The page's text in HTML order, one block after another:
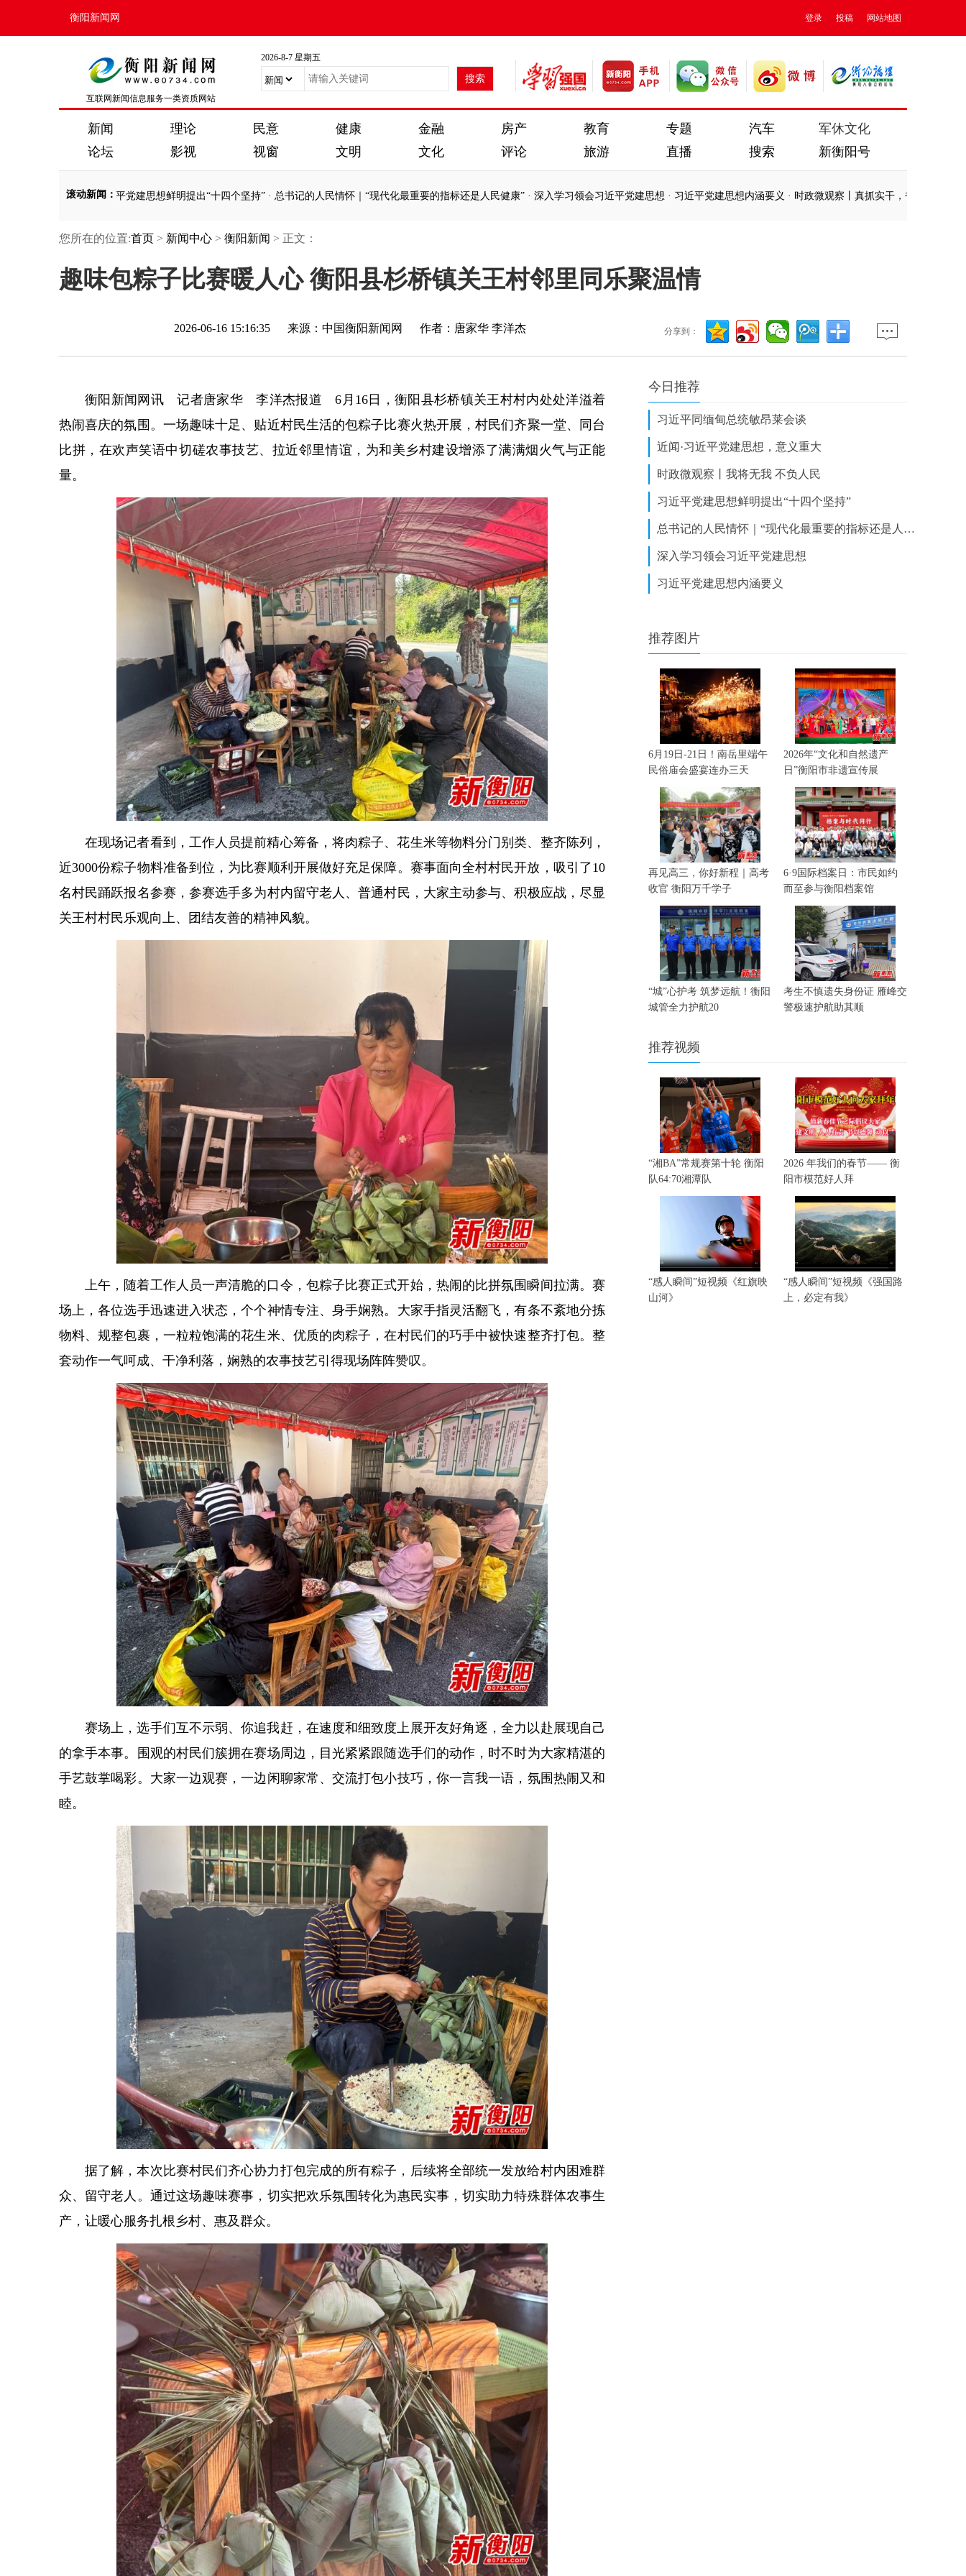
衡阳新闻网 登录 投稿 网站地图
互联网新闻信息服务一类资质网站
2026-8-7 星期五
新闻 理论 民意 健康 金融 房产 教育 专题 汽车
军休文化
论坛
影视 视窗 文明 文化 评论 旅游 直播 搜索 新衡阳号
滚动新闻 ：
习近平党建思想鲜明提出“十四个坚持”·总书记的人民情怀｜“现代化最重要的指标还是人民健康”·深入学习领会习近平党建思想·习近平党建思想内涵要义·时政微观察丨真抓实干，书写无愧于人民的时代
习近平党建思想鲜明提出“十四个坚持” ·总书记的人民情怀｜“现代化最重要的指标还是人民健康”
您所在的位置:首页 > 新闻中心 > 衡阳新闻 > 正文：
趣味包粽子比赛暖人心 衡阳县杉桥镇关王村邻里同乐聚温情
2026-06-16 15:16:35 来源： 中国衡阳新闻网 作者：唐家华 李洋杰 分享到：
衡阳新闻网讯 记者唐家华 李洋杰报道 6月16日，衡阳县杉桥镇关王村村内处处洋溢着
热闹喜庆的氛围。一场趣味十足、贴近村民生活的包粽子比赛火热开展，村民们齐聚一堂、同台
比拼，在欢声笑语中切磋农事技艺、拉近邻里情谊，为和美乡村建设增添了满满烟火气与正能
量。
在现场记者看到，工作人员提前精心筹备，将肉粽子、花生米等物料分门别类、整齐陈列，
近3000份粽子物料准备到位，为比赛顺利开展做好充足保障。赛事面向全村村民开放，吸引了10
名村民踊跃报名参赛，参赛选手多为村内留守老人、普通村民，大家主动参与、积极应战，尽显
关王村村民乐观向上、团结友善的精神风貌。
上午，随着工作人员一声清脆的口令，包粽子比赛正式开始，热闹的比拼氛围瞬间拉满。赛
场上，各位选手迅速进入状态，个个神情专注、身手娴熟。大家手指灵活翻飞，有条不紊地分拣
物料、规整包裹，一粒粒饱满的花生米、优质的肉粽子，在村民们的巧手中被快速整齐打包。整
套动作一气呵成、干净利落，娴熟的农事技艺引得现场阵阵赞叹。
赛场上，选手们互不示弱、你追我赶，在速度和细致度上展开友好角逐，全力以赴展现自己
的拿手本事。围观的村民们簇拥在赛场周边，目光紧紧跟随选手们的动作，时不时为大家精湛的
手艺鼓掌喝彩。大家一边观赛，一边闲聊家常、交流打包小技巧，你一言我一语，氛围热闹又和
睦。
据了解，本次比赛村民们齐心协力打包完成的所有粽子，后续将全部统一发放给村内困难群
众、留守老人。通过这场趣味赛事，切实把欢乐氛围转化为惠民实事，切实助力特殊群体农事生
产，让暖心服务扎根乡村、惠及群众。
今日推荐
习近平同缅甸总统敏昂莱会谈
近闻·习近平党建思想，意义重大
时政微观察丨我将无我 不负人民
习近平党建思想鲜明提出“十四个坚持”
总书记的人民情怀｜“现代化最重要的指标还是人民健康”
深入学习领会习近平党建思想
习近平党建思想内涵要义
推荐图片
6月19日-21日！南岳里端午
民俗庙会盛宴连办三天
2026年“文化和自然遗产
日”衡阳市非遗宣传展
再见高三，你好新程｜高考
收官 衡阳万千学子
6·9国际档案日：市民如约
而至参与衡阳档案馆
“城”心护考 筑梦远航！衡阳
城管全力护航20
考生不慎遗失身份证 雁峰交
警极速护航助其顺
推荐视频
“湘BA”常规赛第十轮 衡阳
队64:70湘潭队
2026 年我们的春节—— 衡
阳市模范好人拜
“感人瞬间”短视频《红旗映
山河》
“感人瞬间”短视频《强国路
上，必定有我》